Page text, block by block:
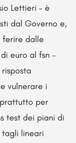
Lettieri – è
dal Governo e,
ferire dalle
euro al fsn –
vulnerare i
per
test dei piani di
tagli lineari